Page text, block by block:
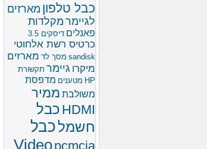
כבל טלפון מארזים
לגיימר מקלדות
פאנלים דיסקים 3.5
כרטיס רשת אלחוטי
sandisk מסך לד מארזים
מיקרו גיימר תקשורת
HP מטענים מדפסת
משולבת ממיר
HDMI כבל
חשמלכבל
Videopcmcia